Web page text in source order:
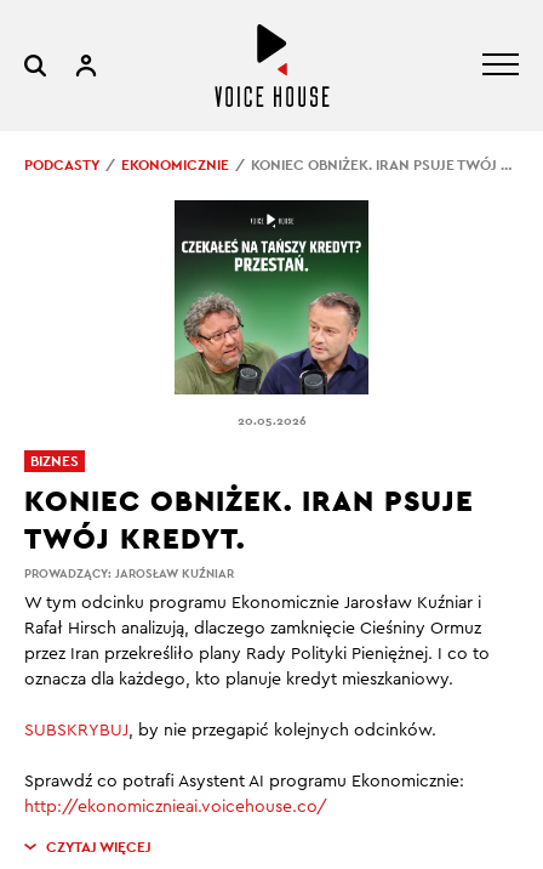
PODCASTY EKONOMICZNIE KONIEC OBNIŻEK. IRAN PSUJE TWÓJ KREDYT.
20.05.2026
PROWADZĄCY: JAROSŁAW KUŹNIAR
KONIEC OBNIŻEK. IRAN PSUJE
TWÓJ KREDYT.
W tym odcinku programu Ekonomicznie Jarosław Kuźniar i
Rafał Hirsch analizują, dlaczego zamknięcie Cieśniny Ormuz
przez Iran przekreśliło plany Rady Polityki Pieniężnej. I co to
oznacza dla każdego, kto planuje kredyt mieszkaniowy.
SUBSKRYBUJ, by nie przegapić kolejnych odcinków.
Sprawdź co potrafi Asystent AI programu Ekonomicznie:
http://ekonomicznieai.voicehouse.co/
CZYTAJ WIĘCEJ
BIZNES